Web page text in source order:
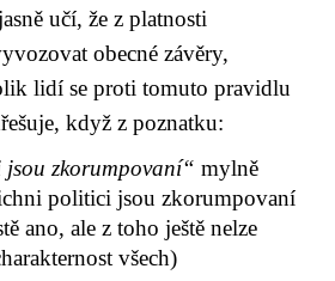
učí, že z platnosti
obecné závěry,
lidí se proti tomuto pravidlu
když z poznatku:
zkorumpovaní“ mylně
politici jsou zkorumpovaní
ano, ale z toho ještě nelze
všech)